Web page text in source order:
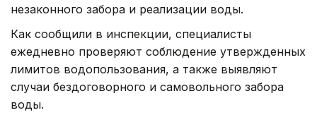
незаконного забора и реализации воды.
Как сообщили в инспекции, специалисты
ежедневно проверяют соблюдение утвержденных
лимитов водопользования, а также выявляют
случаи бездоговорного и самовольного забора
воды.